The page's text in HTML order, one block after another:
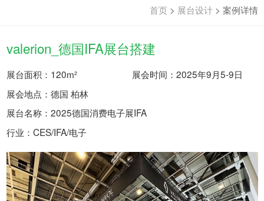
首页 > 展台设计> 案例详情
valerion_德国IFA展台搭建
展台面积：120m²
展会时间：2025年9月5-9日
展会地点：德国 柏林
展台名称：2025德国消费电子展IFA
行业：CES/IFA/电子